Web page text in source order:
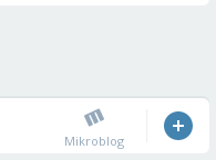
Mikroblog